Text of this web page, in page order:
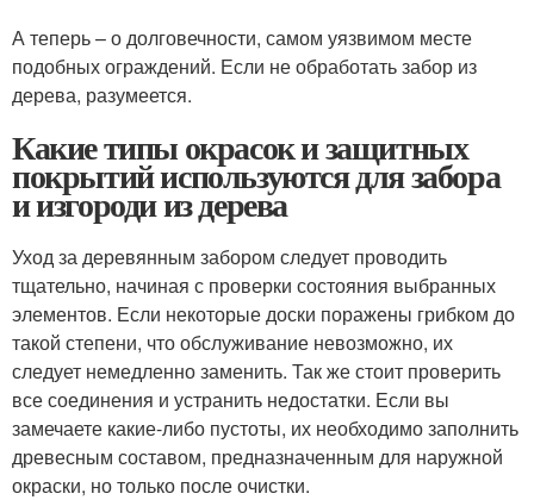
А теперь – о долговечности, самом уязвимом месте
подобных ограждений. Если не обработать забор из
дерева, разумеется.
Какие типы окрасок и защитных
покрытий используются для забора
и изгороди из дерева
Уход за деревянным забором следует проводить
тщательно, начиная с проверки состояния выбранных
элементов. Если некоторые доски поражены грибком до
такой степени, что обслуживание невозможно, их
следует немедленно заменить. Так же стоит проверить
все соединения и устранить недостатки. Если вы
замечаете какие-либо пустоты, их необходимо заполнить
древесным составом, предназначенным для наружной
окраски, но только после очистки.